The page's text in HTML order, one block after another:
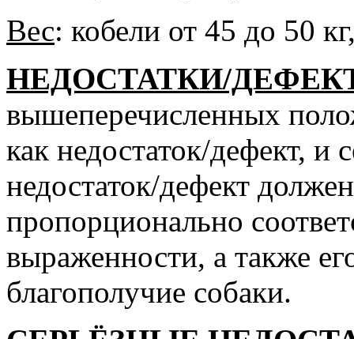
Вес: кобели от 45 до 50
НЕДОСТАТКИ/
вышеперечисленных
как недостаток/дефект, и
недостаток/дефект
пропорционально
выраженности, а также
благополучие собаки.